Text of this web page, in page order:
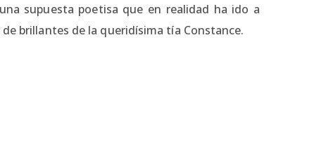
supuesta poetisa que en realidad ha ido a
brillantes de la queridísima tía Constance.